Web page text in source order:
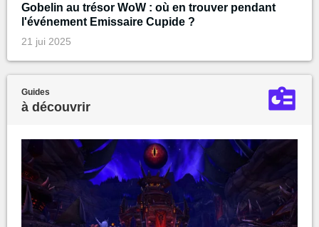
Gobelin au trésor WoW : où en trouver pendant
l'événement Emissaire Cupide ?
21 jui 2025
Guides
à découvrir